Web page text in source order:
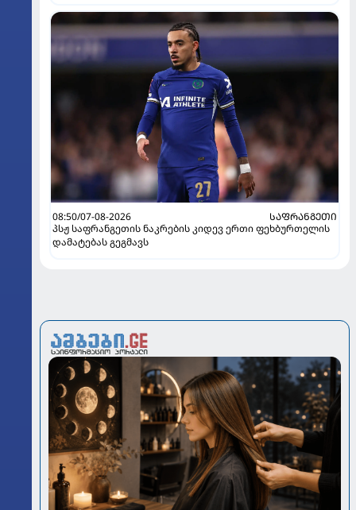
08:50/07-08-2026
ᲡᲐᲤᲠᲐᲜᲒᲔᲗᲘ
პსჟ საფრანგეთის ნაკრების კიდევ ერთი ფეხბურთელის
დამატებას გეგმავს